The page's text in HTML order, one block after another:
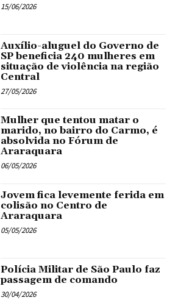
15/06/2026
Auxílio-aluguel do Governo de
SP beneficia 240 mulheres em
situação de violência na região
Central
27/05/2026
Mulher que tentou matar o
marido, no bairro do Carmo, é
absolvida no Fórum de
Araraquara
06/05/2026
Jovem fica levemente ferida em
colisão no Centro de
Araraquara
05/05/2026
Polícia Militar de São Paulo faz
passagem de comando
30/04/2026